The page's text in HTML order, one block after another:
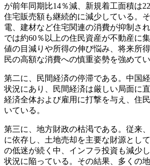
が前年同期比14％減、新規着工面積は
住宅販売額も継続的に減少している。
電、建材など住宅関連の消費が抑制さ
では約60％以上の住民資産が不動産に
値の目減りや所得の伸び悩み、将来所
民の高額な消費への慎重姿勢を強めて
第二に、民間経済の停滞である。中国
状況にあり、民間経済は厳しい局面に
経済全体および雇用に打撃を与え、住
いている。
第三に、地方財政の枯渇である。従来
に依存し、土地売却を主要な財源とし
の低迷が続く中、インフラ投資も減少
状況に陥っている。その結果、多くの